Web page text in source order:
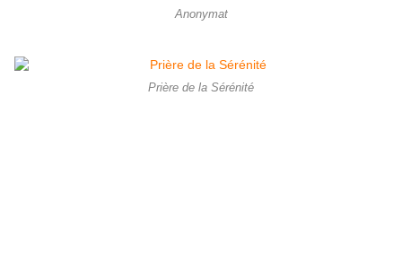
Anonymat
Prière de la Sérénité